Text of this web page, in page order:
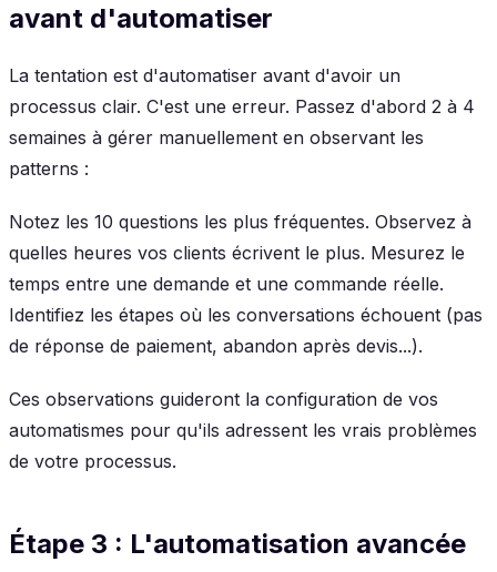
avant d'automatiser
La tentation est d'automatiser avant d'avoir un
processus clair. C'est une erreur. Passez d'abord 2 à 4
semaines à gérer manuellement en observant les
patterns :
Notez les 10 questions les plus fréquentes. Observez à
quelles heures vos clients écrivent le plus. Mesurez le
temps entre une demande et une commande réelle.
Identifiez les étapes où les conversations échouent (pas
de réponse de paiement, abandon après devis...).
Ces observations guideront la configuration de vos
automatismes pour qu'ils adressent les vrais problèmes
de votre processus.
Étape 3 : L'automatisation avancée